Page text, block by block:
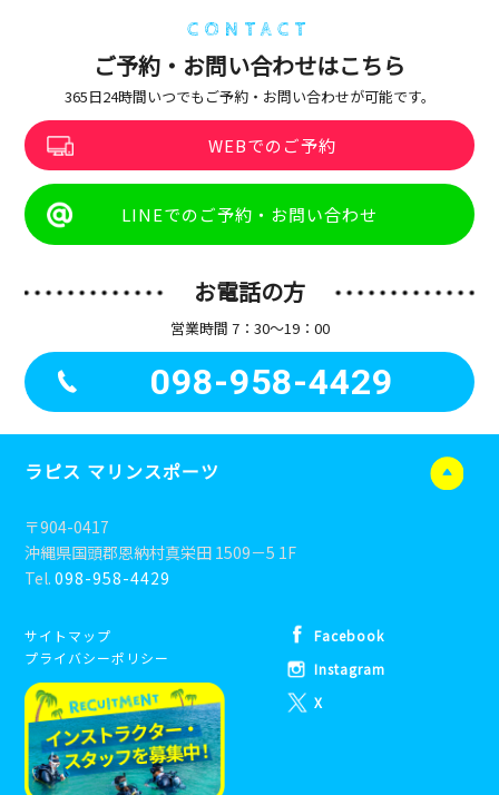
CONTACT
ご予約・お問い合わせはこちら
365日24時間いつでもご予約・お問い合わせが可能です。
WEBでのご予約
LINEでのご予約・お問い合わせ
お電話の方
営業時間 7：30〜19：00
098-958-4429
ラピス マリンスポーツ
〒904-0417
沖縄県国頭郡恩納村真栄田 1509－5 1F
Tel.098-958-4429
サイトマップ
プライバシーポリシー
Facebook
Instagram
X